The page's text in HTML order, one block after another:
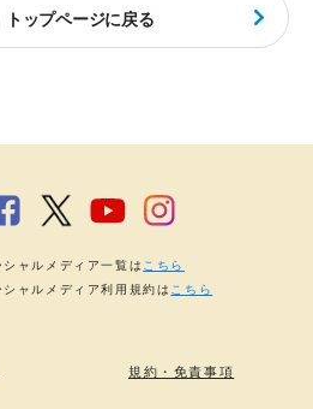
トップページに戻る
規約・免責事項
シャルメディア一覧は こちら
シャルメディア利用規約は こちら